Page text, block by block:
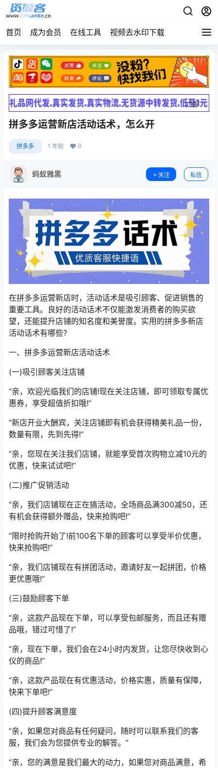
首页 成为会员 在线工具 视频去水印下载
广告
广告
拼多多运营新店活动话术，怎么开
拼多多 1 年前 0
蚂蚁雅黑 关注 私信
在拼多多运营新店时，活动话术是吸引顾客、促进销售的
重要工具。良好的活动话术不仅能激发消费者的购买欲
望，还能提升店铺的知名度和美誉度。实用的拼多多新店
活动话术有哪些?
一、拼多多运营新店活动话术
(一)吸引顾客关注店铺
“亲，欢迎光临我们的店铺!现在关注店铺，即可领取专属优
惠券，享受超值折扣哦!”
“新店开业大酬宾，关注店铺即有机会获得精美礼品一份，
数量有限，先到先得!”
“亲，您现在关注我们店铺，就能享受首次购物立减10元的
优惠，快来试试吧!”
(二)推广促销活动
“亲，我们店铺现在正在搞活动，全场商品满300减50，还
有机会获得额外赠品，快来抢购吧!”
“限时抢购开始了!前100名下单的顾客可以享受半价优惠，
快来抢购吧!”
“亲，我们店铺现在有拼团活动，邀请好友一起拼团，价格
更优惠哦!”
(三)鼓励顾客下单
“亲，这款产品现在下单，可以享受包邮服务，而且还有赠
品哦，错过可惜了!”
“亲，现在下单，我们会在24小时内发货，让您尽快收到心
仪的商品!”
“亲，这款产品现在有优惠活动，价格实惠，质量有保障，
快来下单吧!”
(四)提升顾客满意度
“亲，如果您对商品有任何疑问，随时可以联系我们的客
服，我们会为您提供专业的解答。”
“亲，您的满意是我们最大的动力，如果您对商品满意，希